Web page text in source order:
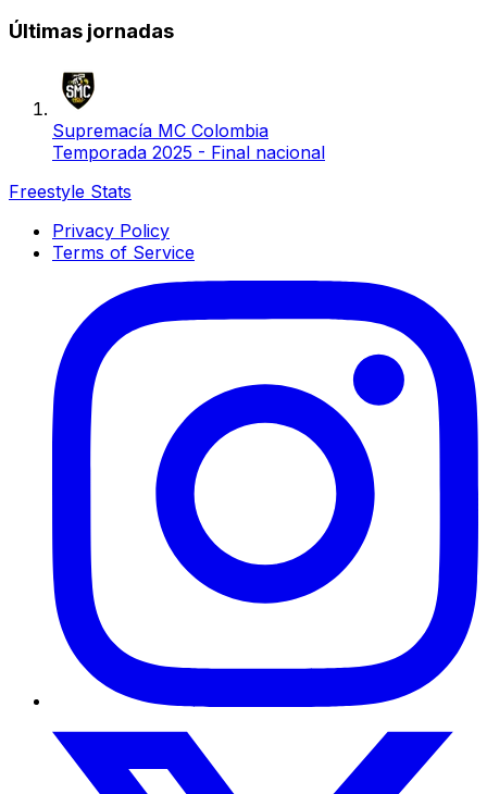
Últimas jornadas
Supremacía MC Colombia
Temporada 2025 - Final nacional
Freestyle Stats
Privacy Policy
Terms of Service